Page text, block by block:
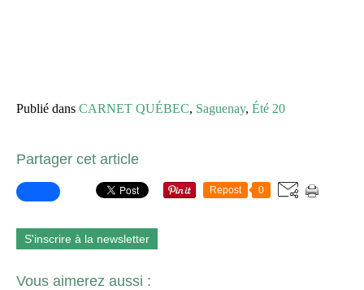
Publié dans CARNET QUÉBEC, Saguenay, Été 20
Partager cet article
Repost 0
S'inscrire à la newsletter
Vous aimerez aussi :